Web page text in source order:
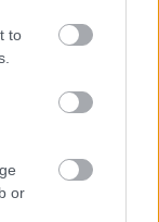
to
or
την